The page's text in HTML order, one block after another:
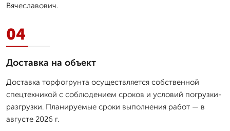
Вячеславович.
04
Доставка на объект
Доставка торфогрунта осуществляется собственной
спецтехникой с соблюдением сроков и условий погрузки-
разгрузки. Планируемые сроки выполнения работ — в
августе 2026 г.